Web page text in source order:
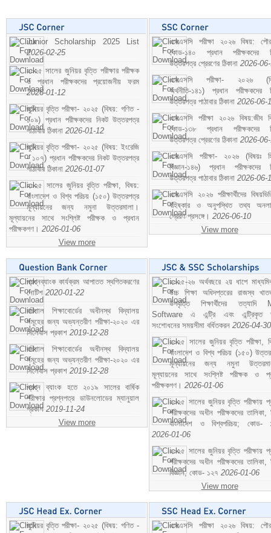
Junior Scholarship 2025 List
2026-02-25
২০২৫ সালের জুনিয়র বৃত্তি পরীক্ষার পরীক্ষক
ও প্রধান পরীক্ষকদের প্রয়োজনীয় ফরম
2026-01-12
জুনিয়র বৃত্তি পরীক্ষা- ২০২৫ (বিষয়: গণিত -
১০৯) প্রধান পরীক্ষকদের নিকট উত্তরপত্র
পাঠাবার ঠিকানা 2026-01-12
জুনিয়র বৃত্তি পরীক্ষা- ২০২৫ (বিষয়: ইংরেজি
- ১০৭) প্রধান পরীক্ষকদের নিকট উত্তরপত্র
পাঠাবার ঠিকানা 2026-01-07
২০২৫ সালের জুনিয়র বৃত্তি পরীক্ষা, বিষয়:
বাংলাদেশ ও বিশ্ব পরিচয় (১৫০) উত্তরপত্র
মূল্যায়নের জন্য নমুনা উত্তরমালা।
মূল্যায়নের সাথে সংশ্লিষ্ট পরীক্ষক ও প্রধান
পরীক্ষকগণ। 2026-01-06
View more
এসএসসি পরীক্ষা ২০২৬ বিষয়:
কোড-১৪০ প্রধান পরীক্ষকদের
উত্তরপত্র প্রেরণের ঠিকানা 2026-
এসএসসি পরীক্ষা- ২০২৬
অর্থনীতি-১৪১) প্রধান পরীক্ষকদের
উত্তরপত্র পাঠাবার ঠিকানা 2026-06-
এসএসসি পরীক্ষা ২০২৬ বিষয়:জীব
কোড-১৩৮ প্রধান পরীক্ষকদের
উত্তরপত্র প্রেরণের ঠিকানা 2026-
এসএসসি পরীক্ষা- ২০২৬ (বিষয়ঃ
বিজ্ঞান-১৪৬) প্রধান পরীক্ষকদের
উত্তরপত্র পাঠাবার ঠিকানা 2026-06-
এসএসসি ২০২৬ পরীক্ষার্থীদের
বহিষ্কার ও অনুপস্থিত তথ্য
প্রেরণ প্রসঙ্গে। 2026-06-10
View more
প্রশ্নব্যাংক কার্যক্রম আপাতত স্থগিতকরণের
নোটিশ 2020-01-22
বরিশাল শিক্ষাবোর্ডের অধীনস্থ বিদ্যালয়
সমূহের জন্য অভ্যন্তরীণ পরীক্ষা-২০২০ এর
সিলেবাস প্রকাশ 2019-12-28
বরিশাল শিক্ষাবোর্ডের অধীনস্থ বিদ্যালয়
সমূহের জন্য অভ্যন্তরীণ পরীক্ষা-২০২০ এর
সিলেবাস প্রকাশ 2019-12-28
প্রশ্ন ব্যাংক হতে ২০১৯ সালের বার্ষিক
পরীক্ষার প্রশ্নপত্র ডাউনলোডের ম্যানুয়াল
প্রকাশ 2019-11-24
View more
২০২৫-২৬ অর্থবছরে ২য় ধাপে
উচ্চ শিক্ষা অধিদপ্তরের রাজস্ব
উপবৃত্তি শিক্ষার্থীদের তত্যাদি
Software এ এন্ট্রি এবং এন্ট্রিকৃত
সংশোধনের সময়সীমা বর্ধিতকরন 2026-04-30
২০২৫ সালের জুনিয়র বৃত্তি পরীক্ষা,
বাংলাদেশ ও বিশ্ব পরিচয় (১৫০)
মূল্যায়নের জন্য নমুনা
মূল্যায়নের সাথে সংশ্লিষ্ট পরীক্ষক ও
পরীক্ষকগণ। 2026-01-06
২০২৫ সালের জুনিয়র বৃত্তি পরীক্ষায়
পরীক্ষকদের অধীন পরীক্ষকদের তালিকা,
বাংলাদেশ ও বিশ্বপরিচয়; কোড-
2026-01-06
২০২৫ সালের জুনিয়র বৃত্তি পরীক্ষায়
পরীক্ষকদের অধীন পরীক্ষকদের তালিকা,
বিজ্ঞান; কোড- ১২৭ 2026-01-06
View more
জুনিয়র বৃত্তি পরীক্ষা- ২০২৫ (বিষয়: গণিত -
এসএসসি পরীক্ষা ২০২৬ বিষয়: